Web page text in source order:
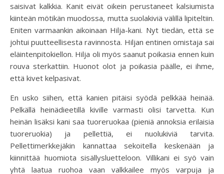
saisivat kalkkia. Kanit eivät oikein perustaneet kalsiumista
kiinteän mötikän muodossa, mutta suolakiviä välillä lipiteltiin.
Eniten varmaankin aikoinaan Hilja-kani. Nyt tiedän, että se
johtui puutteellisesta ravinnosta. Hiljan entinen omistaja sai
eläintenpitokiellon. Hilja oli myös saanut poikasia ennen kuin
rouva sterkattiin. Huonot olot ja poikasia päälle, ei ihme,
että kivet kelpasivat.
En usko siihen, että kanien pitäisi syödä pelkkää heinää.
Pelkällä heinädieetillä kiville varmasti olisi tarvetta. Kun
heinän lisäksi kani saa tuoreruokaa (pieniä annoksia erilaisia
tuoreruokia) ja pellettiä, ei nuolukiviä tarvita.
Pellettimerkkejäkin kannattaa sekoitella keskenään ja
kiinnittää huomiota sisällysluetteloon. Villikani ei syö vain
yhtä laatua ruohoa vaan valkkailee myös varpuja ja